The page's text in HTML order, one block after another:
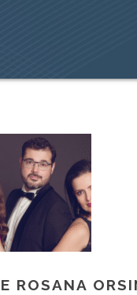
ROSANA